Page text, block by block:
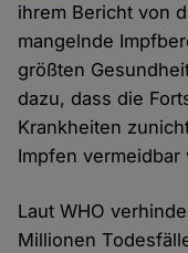
ihrem Bericht von
mangelnde
größten
dazu, dass die
Krankheiten
Impfen vermeidbar
Laut WHO
Millionen